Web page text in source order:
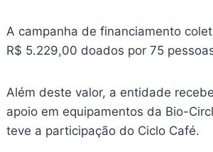
A campanha de financiamento
R$ 5.229,00 doados por 75
Além deste valor, a entidade
apoio em equipamentos da Bio-
teve a participação do Ciclo Café.